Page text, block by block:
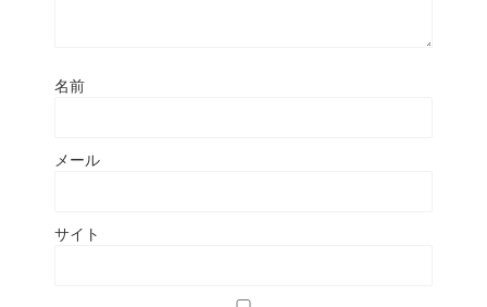
名前
メール
サイト